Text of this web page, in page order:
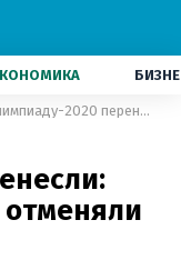
Олимпиаду-2020 перенесли: когда еще в истории отменяли Олимпийские игры